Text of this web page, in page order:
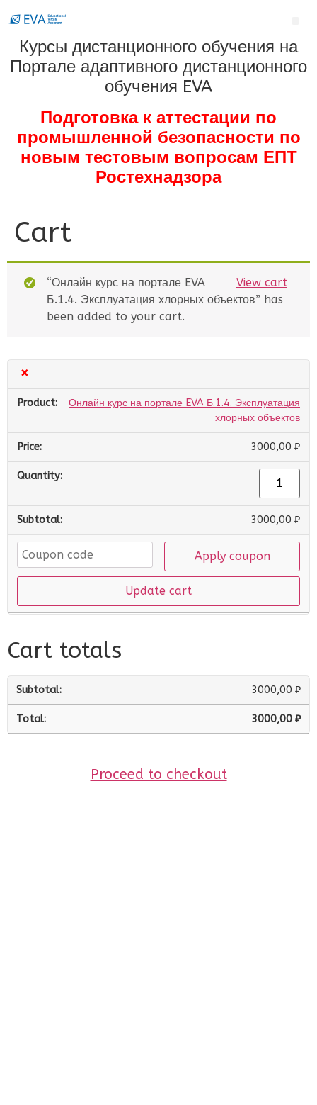
Курсы дистанционного обучения на
Портале адаптивного дистанционного
обучения EVA
Подготовка к аттестации по
промышленной безопасности по
новым тестовым вопросам ЕПТ
Ростехнадзора
Cart
View cart
“Онлайн курс на портале EVA
Б.1.4. Эксплуатация хлорных объектов” has
been added to your cart.
×
Онлайн курс на портале EVA Б.1.4. Эксплуатация
хлорных объектов
3000,00 ₽
3000,00 ₽
Apply coupon
Update cart
Cart totals
3000,00 ₽
3000,00 ₽
Proceed to checkout